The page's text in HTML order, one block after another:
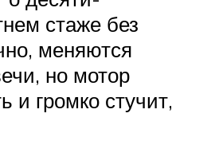
стаже без
меняются
но мотор
и громко стучит,